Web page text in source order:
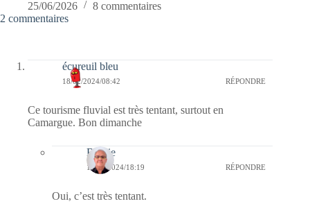
25/06/2026
8 commentaires
2 commentaires
écureuil bleu
18/02/2024/08:42 RÉPONDRE
Ce tourisme fluvial est très tentant, surtout en
Camargue. Bon dimanche
Bernie
18/02/2024/18:19 RÉPONDRE
Oui, c’est très tentant.